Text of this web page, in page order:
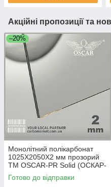
Акційні пропозиції та
–20%
Монолітний полікарбонат
1025Х2050Х2 мм прозорий
TM OSCAR-PR Solid (ОСКАР-
Преміум) Сербія
Готово до відправки